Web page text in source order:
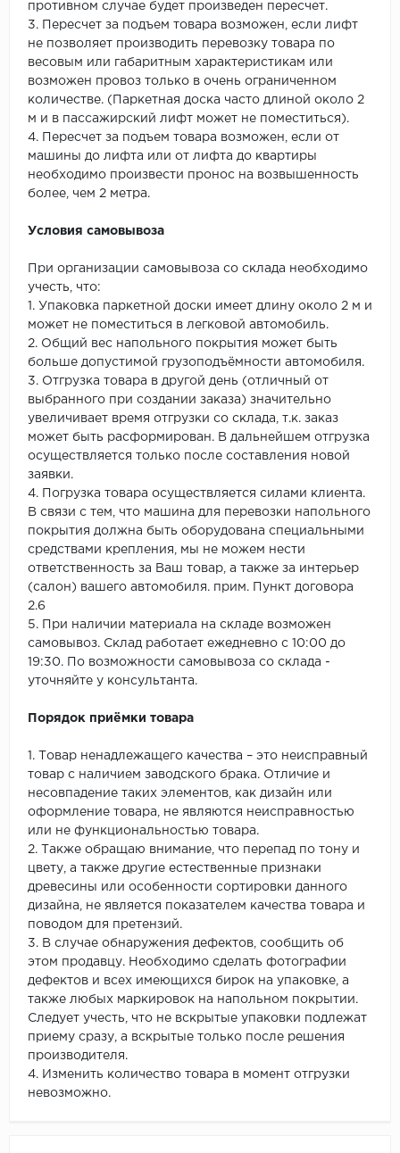
противном случае будет произведен пересчет.
3. Пересчет за подъем товара возможен, если лифт
не позволяет производить перевозку товара по
весовым или габаритным характеристикам или
возможен провоз только в очень ограниченном
количестве. (Паркетная доска часто длиной около 2
м и в пассажирский лифт может не поместиться).
4. Пересчет за подъем товара возможен, если от
машины до лифта или от лифта до квартиры
необходимо произвести пронос на возвышенность
более, чем 2 метра.
Условия самовывоза
При организации самовывоза со склада необходимо
учесть, что:
1. Упаковка паркетной доски имеет длину около 2 м и
может не поместиться в легковой автомобиль.
2. Общий вес напольного покрытия может быть
больше допустимой грузоподъёмности автомобиля.
3. Отгрузка товара в другой день (отличный от
выбранного при создании заказа) значительно
увеличивает время отгрузки со склада, т.к. заказ
может быть расформирован. В дальнейшем отгрузка
осуществляется только после составления новой
заявки.
4. Погрузка товара осуществляется силами клиента.
В связи с тем, что машина для перевозки напольного
покрытия должна быть оборудована специальными
средствами крепления, мы не можем нести
ответственность за Ваш товар, а также за интерьер
(салон) вашего автомобиля. прим. Пункт договора
2.6
5. При наличии материала на складе возможен
самовывоз. Склад работает ежедневно с 10:00 до
19:30. По возможности самовывоза со склада -
уточняйте у консультанта.
Порядок приёмки товара
1. Товар ненадлежащего качества – это неисправный
товар с наличием заводского брака. Отличие и
несовпадение таких элементов, как дизайн или
оформление товара, не являются неисправностью
или не функциональностью товара.
2. Также обращаю внимание, что перепад по тону и
цвету, а также другие естественные признаки
древесины или особенности сортировки данного
дизайна, не является показателем качества товара и
поводом для претензий.
3. В случае обнаружения дефектов, сообщить об
этом продавцу. Необходимо сделать фотографии
дефектов и всех имеющихся бирок на упаковке, а
также любых маркировок на напольном покрытии.
Следует учесть, что не вскрытые упаковки подлежат
приему сразу, а вскрытые только после решения
производителя.
4. Изменить количество товара в момент отгрузки
невозможно.